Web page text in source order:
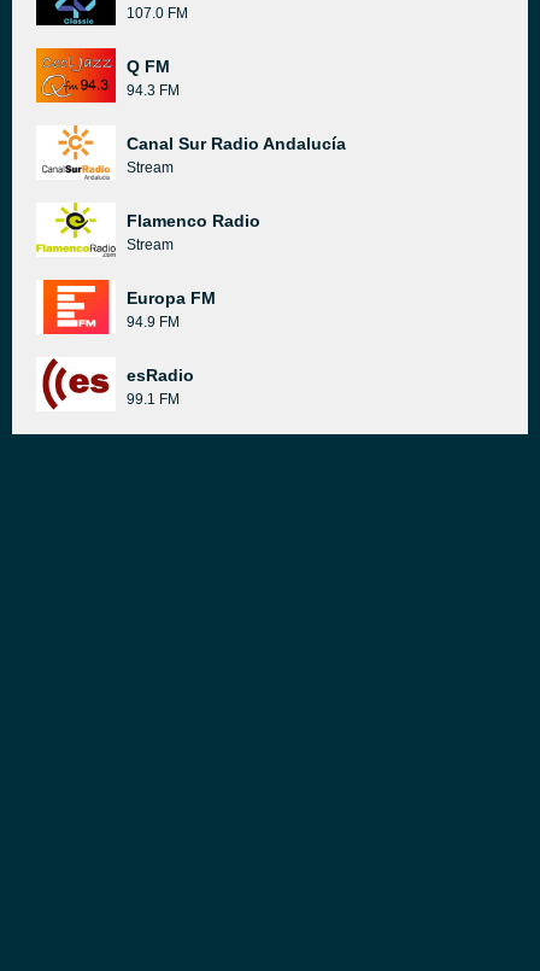
107.0 FM
Q FM
94.3 FM
Canal Sur Radio Andalucía
Stream
Flamenco Radio
Stream
Europa FM
94.9 FM
esRadio
99.1 FM